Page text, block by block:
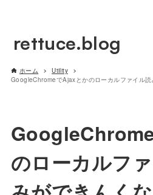
rettuce.blog
ホーム
Utility
GoogleChromeでAjaxとかのローカルファイル読
のローカルフ